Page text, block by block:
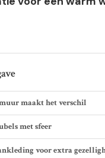
maakt het verschil
met sfeer
voor extra